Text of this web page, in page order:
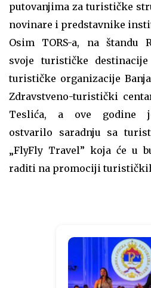
putovanjima za turističke
novinare i predstavnike
Osim TORS-a, na štandu
svoje turističke
turističke organizacije
Zdravstveno-turistički
Teslića, a ove godine
ostvarilo saradnju sa
„FlyFly Travel” koja će u
raditi na promociji